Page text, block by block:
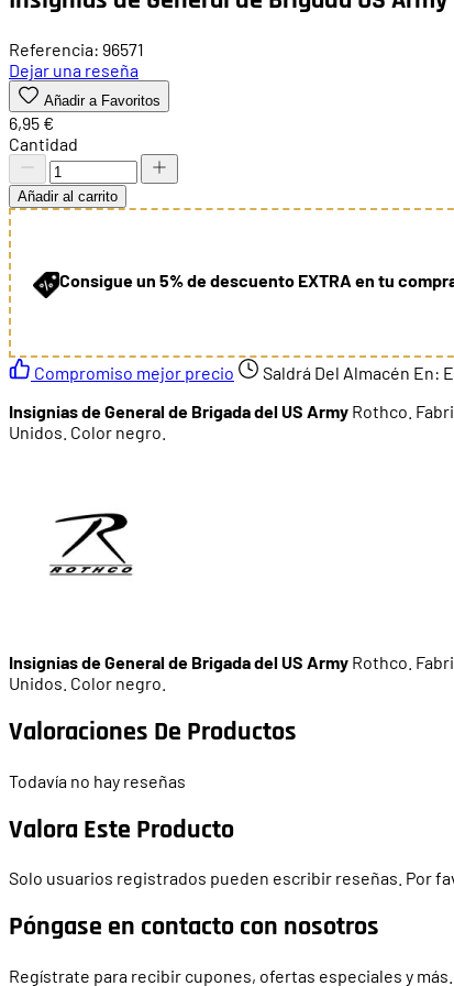
Referencia: 96571
Dejar una reseña
Añadir a Favoritos
6,95 €
Cantidad
Añadir al carrito
Consigue un 5% de descuento EXTRA en tu
Compromiso mejor precio Saldrá Del Almacén En:
Insignias de General de Brigada del US Army Rothco.
Unidos. Color negro.
Insignias de General de Brigada del US Army Rothco.
Unidos. Color negro.
Valoraciones De Productos
Todavía no hay reseñas
Valora Este Producto
Solo usuarios registrados pueden escribir reseñas. Por
Póngase en contacto con nosotros
Regístrate para recibir cupones, ofertas especiales y más.